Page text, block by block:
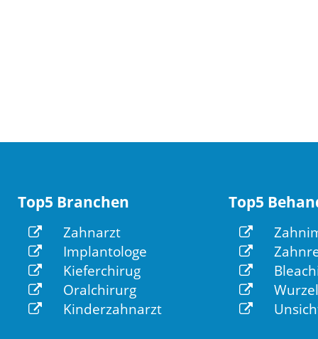
Top5 Branchen
Zahnarzt
Implantologe
Kieferchirug
Oralchirurg
Kinderzahnarzt
Top5